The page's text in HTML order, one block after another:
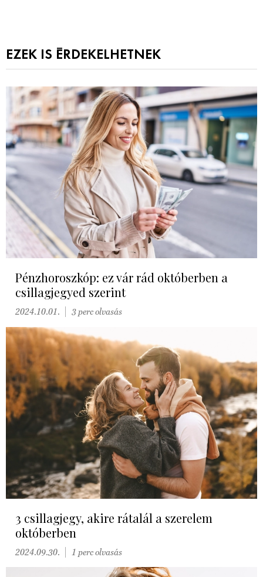
EZEK IS ÉRDEKELHETNEK
Pénzhoroszkóp: ez vár rád októberben a
csillagjegyed szerint
2024.10.01. 3 perc olvasás
3 csillagjegy, akire rátalál a szerelem
októberben
2024.09.30. 1 perc olvasás